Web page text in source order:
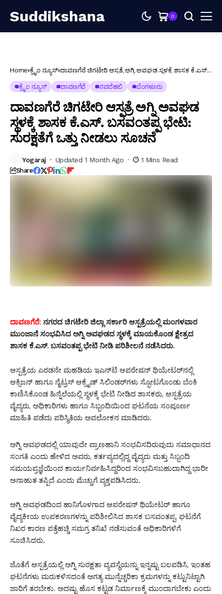
Suddikshana 0
Home ಕ್ರೈಂ ನ್ಯೂಸ್ ದಾವಣಗೆರೆ ಚಿಗಟೇರಿ ಆಸ್ಪತ್ರೆ ಅಗ್ನಿ ಅವಘಡ ಸ್ಥಳಕ್ಕೆ ಶಾಸಕ ಕೆ.ಎಸ್.
ಕ್ರೈಂ ನ್ಯೂಸ್ ದಾವಣಗೆರೆ ನವದೆಹಲಿ ಬೆಂಗಳೂರು
ದಾವಣಗೆರೆ ಚಿಗಟೇರಿ ಆಸ್ಪತ್ರೆ ಅಗ್ನಿ ಅವಘಡ
ಸ್ಥಳಕ್ಕೆ ಶಾಸಕ ಕೆ.ಎಸ್. ಬಸವಂತಪ್ಪ ಭೇಟಿ:
ಸುರಕ್ಷತೆಗೆ ಒತ್ತು ನೀಡಲು ಸೂಚನೆ
Yogaraj Updated 1 Month Ago 1 Mins Read
Share
ದಾವಣಗೆರೆ: ನಗರದ ಚಿಗಟೇರಿ ಜಿಲ್ಲಾ ಸರ್ಕಾರಿ ಆಸ್ಪತ್ರೆಯಲ್ಲಿ ಮಂಗಳವಾರ
ಮುಂಜಾನೆ ಸಂಭವಿಸಿದ ಅಗ್ನಿ ಅವಘಡದ ಸ್ಥಳಕ್ಕೆ ಮಾಯಕೊಂಡ ಕ್ಷೇತ್ರದ
ಶಾಸಕ ಕೆ.ಎಸ್. ಬಸವಂತಪ್ಪ ಭೇಟಿ ನೀಡಿ ಪರಿಶೀಲನೆ ನಡೆಸಿದರು.
ಆಸ್ಪತ್ರೆಯ ಎರಡನೇ ಮಹಡಿಯ ಇಎನ್‌ಟಿ ಆಪರೇಷನ್ ಥಿಯೇಟರ್‌ನಲ್ಲಿ
ಆಕ್ಸಿಜನ್ ಹಾಗೂ ನೈಟ್ರಸ್ ಆಕ್ಸೈಡ್ ಸಿಲಿಂಡರ್‌ಗಳು ಸ್ಫೋಟಗೊಂಡು ಬೆಂಕಿ
ಕಾಣಿಸಿಕೊಂಡ ಹಿನ್ನೆಲೆಯಲ್ಲಿ ಸ್ಥಳಕ್ಕೆ ಭೇಟಿ ನೀಡಿದ ಶಾಸಕರು, ಆಸ್ಪತ್ರೆಯ
ವೈದ್ಯರು, ಅಧಿಕಾರಿಗಳು ಹಾಗೂ ಸಿಬ್ಬಂದಿಯಿಂದ ಘಟನೆಯ ಸಂಪೂರ್ಣ
ಮಾಹಿತಿ ಪಡೆದು ಪರಿಸ್ಥಿತಿಯ ಅವಲೋಕನ ಮಾಡಿದರು.
ಅಗ್ನಿ ಅವಘಡದಲ್ಲಿ ಯಾವುದೇ ಪ್ರಾಣಹಾನಿ ಸಂಭವಿಸದಿರುವುದು ಸಮಾಧಾನದ
ಸಂಗತಿ ಎಂದು ಹೇಳಿದ ಅವರು, ಕರ್ತವ್ಯದಲ್ಲಿದ್ದ ವೈದ್ಯರು ಮತ್ತು ಸಿಬ್ಬಂದಿ
ಸಮಯಪ್ರಜ್ಞೆಯಿಂದ ಕಾರ್ಯನಿರ್ವಹಿಸಿದ್ದರಿಂದ ಸಂಭವಿಸಬಹುದಾಗಿದ್ದ ಭಾರೀ
ಅನಾಹುತ ತಪ್ಪಿದೆ ಎಂದು ಮೆಚ್ಚುಗೆ ವ್ಯಕ್ತಪಡಿಸಿದರು.
ಅಗ್ನಿ ಅವಘಡದಿಂದ ಹಾನಿಗೊಳಗಾದ ಆಪರೇಷನ್ ಥಿಯೇಟರ್ ಹಾಗೂ
ವೈದ್ಯಕೀಯ ಉಪಕರಣಗಳನ್ನು ಪರಿಶೀಲಿಸಿದ ಶಾಸಕ ಬಸವಂತಪ್ಪ, ಘಟನೆಗೆ
ನಿಖರ ಕಾರಣ ಪತ್ತೆಹಚ್ಚಿ ಸಮಗ್ರ ತನಿಖೆ ನಡೆಸುವಂತೆ ಅಧಿಕಾರಿಗಳಿಗೆ
ಸೂಚಿಸಿದರು.
ಜೊತೆಗೆ ಆಸ್ಪತ್ರೆಯಲ್ಲಿ ಅಗ್ನಿ ಸುರಕ್ಷತಾ ವ್ಯವಸ್ಥೆಯನ್ನು ಇನ್ನಷ್ಟು ಬಲಪಡಿಸಿ, ಇಂತಹ
ಘಟನೆಗಳು ಮರುಕಳಿಸದಂತೆ ಅಗತ್ಯ ಮುನ್ನೆಚ್ಚರಿಕಾ ಕ್ರಮಗಳನ್ನು ಕಟ್ಟುನಿಟ್ಟಾಗಿ
ಜಾರಿಗೆ ತರಬೇಕು. ಅದಷ್ಟು ಹೊಸ ಕಟ್ಟಡ ನಿರ್ಮಾಣಕ್ಕೆ ಮುಂದಾಗಬೇಕು ಎಂದು